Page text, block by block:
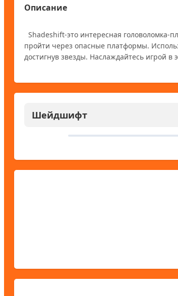
Описание
пройти через опасные платформы.
Шейдшифт